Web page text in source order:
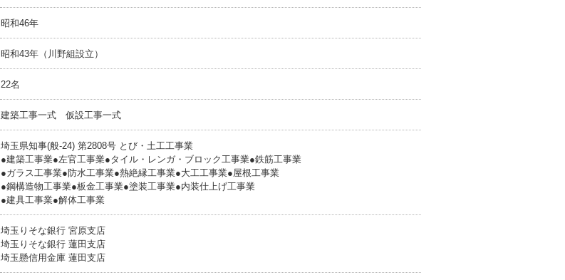
昭和46年
昭和43年（川野組設立）
22名
建築工事一式 仮設工事一式
埼玉県知事(般-24) 第2808号 とび・土工工事業
●建築工事業●左官工事業●タイル・レンガ・ブロック工事業●鉄筋工事業
●ガラス工事業●防水工事業●熱絶縁工事業●大工工事業●屋根工事業
●鋼構造物工事業●板金工事業●塗装工事業●内装仕上げ工事業
●建具工事業●解体工事業
埼玉りそな銀行 宮原支店
埼玉りそな銀行 蓮田支店
埼玉懸信用金庫 蓮田支店